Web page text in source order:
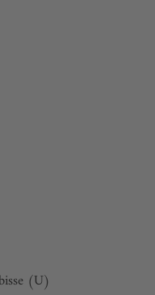
(U)